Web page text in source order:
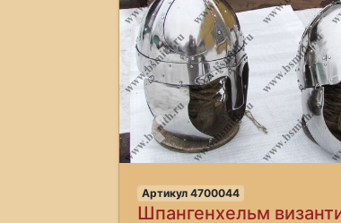
Артикул 4700044
Шпангенхельм
Предыдущее